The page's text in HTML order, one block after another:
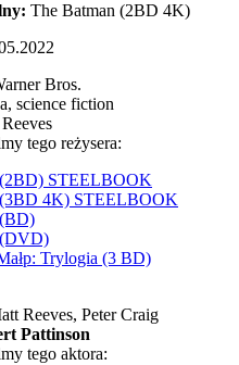
The Batman (2BD 4K)
Bros.
science fiction
tego reżysera:
STEELBOOK
4K) STEELBOOK
Trylogia (3 BD)
Reeves, Peter Craig
Pattinson
tego aktora: